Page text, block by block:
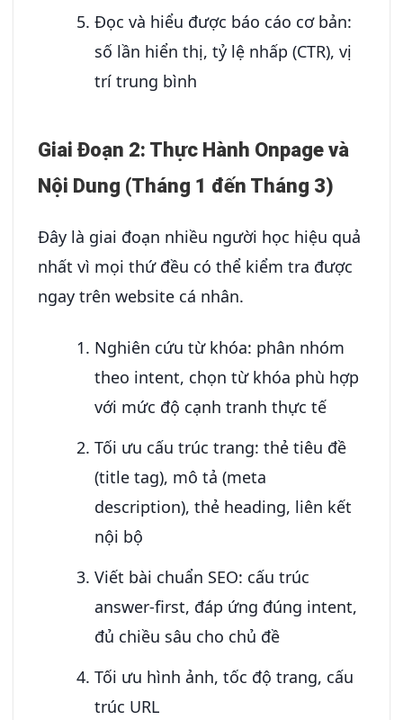
Đọc và hiểu được báo cáo cơ bản:
số lần hiển thị, tỷ lệ nhấp (CTR), vị
trí trung bình
Giai Đoạn 2: Thực Hành Onpage và
Nội Dung (Tháng 1 đến Tháng 3)
Đây là giai đoạn nhiều người học hiệu quả
nhất vì mọi thứ đều có thể kiểm tra được
ngay trên website cá nhân.
Nghiên cứu từ khóa: phân nhóm
theo intent, chọn từ khóa phù hợp
với mức độ cạnh tranh thực tế
Tối ưu cấu trúc trang: thẻ tiêu đề
(title tag), mô tả (meta
description), thẻ heading, liên kết
nội bộ
Viết bài chuẩn SEO: cấu trúc
answer-first, đáp ứng đúng intent,
đủ chiều sâu cho chủ đề
Tối ưu hình ảnh, tốc độ trang, cấu
trúc URL